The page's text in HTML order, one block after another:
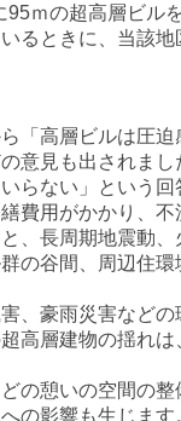
ｍの超高層ビル
るときに、当該
「高層ビルは圧
意見も出されまし
らない」という回
費用がかかり、不
、長周期地震動
の谷間、周辺住
、豪雨災害などの
高層建物の揺れ
の憩いの空間の
への影響も生じま